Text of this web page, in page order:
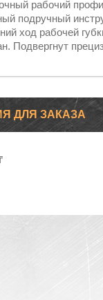
рабочий
подручный
ход рабочей
Подвергнут
ДЛЯ ЗАКАЗА